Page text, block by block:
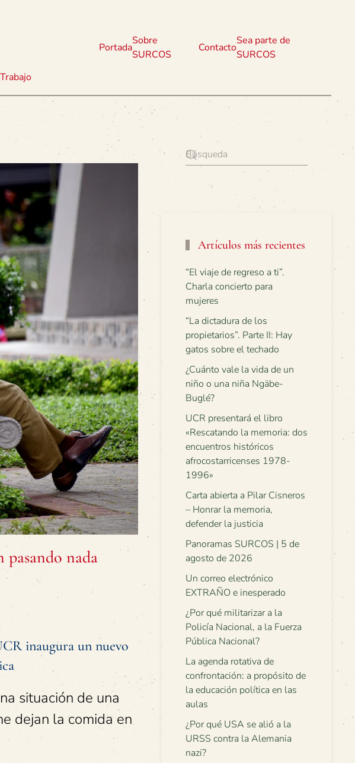
Trabajo
Portada
Sobre
SURCOS
Contacto
Sea parte de
SURCOS
pasando nada
inaugura un nuevo
situación de una
dejan la comida en
Artículos más recientes
“El viaje de regreso a ti”.
Charla concierto para
mujeres
“La dictadura de los
propietarios”. Parte II: Hay
gatos sobre el techado
¿Cuánto vale la vida de un
niño o una niña Ngäbe-
Buglé?
UCR presentará el libro
«Rescatando la memoria: dos
encuentros históricos
afrocostarricenses 1978-
1996»
Carta abierta a Pilar Cisneros
– Honrar la memoria,
defender la justicia
Panoramas SURCOS | 5 de
agosto de 2026
Un correo electrónico
EXTRAÑO e inesperado
¿Por qué militarizar a la
Policía Nacional, a la Fuerza
Pública Nacional?
La agenda rotativa de
confrontación: a propósito de
la educación política en las
aulas
¿Por qué USA se alió a la
URSS contra la Alemania
nazi?